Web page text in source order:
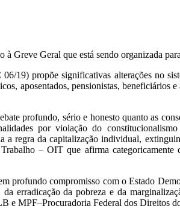
Greve Geral que está sendo organizada
19) propõe significativas alterações no
aposentados, pensionistas, beneficiários
profundo, sério e honesto quanto as
por violação do
regra da capitalização individual,
– OIT que afirma
profundo compromisso com o Estado
erradicação da pobreza e da
MPF–Procuradoria Federal dos Direitos